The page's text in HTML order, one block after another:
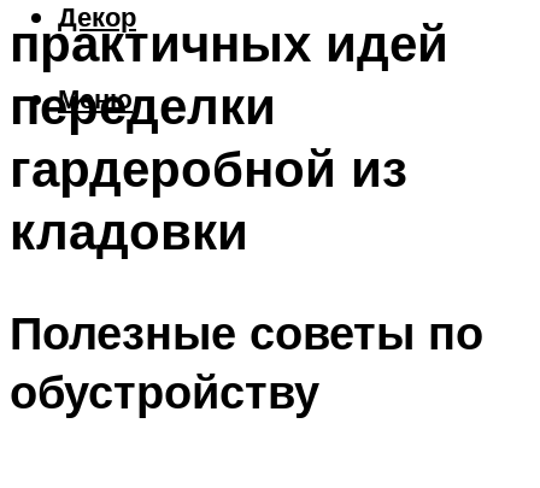
Декор
Меню
практичных идей
переделки
гардеробной из
кладовки
Полезные советы по
обустройству